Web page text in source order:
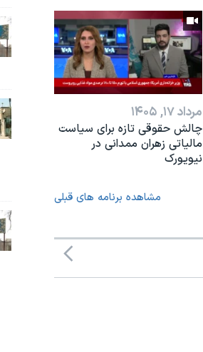
مرداد ۱۷, ۱۴۰۵
چالش حقوقی تازه برای سیاست
مالیاتی زهران ممدانی در
نیویورک
مشاهده برنامه های قبلی